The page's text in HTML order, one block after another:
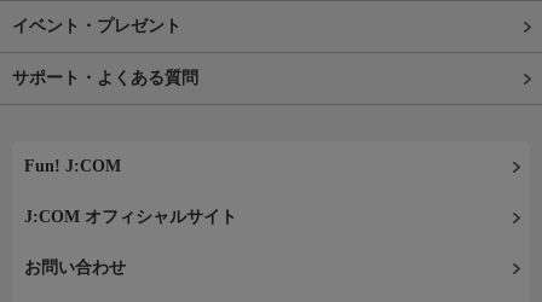
イベント・プレゼント
サポート・よくある質問
Fun! J:COM
J:COM オフィシャルサイト
お問い合わせ